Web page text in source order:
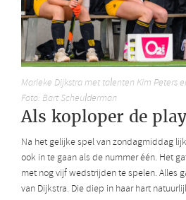
Marieke Dijkstra met talenten Kim Peters
Foto: Bart Scheulderman
Als koploper de
Na het gelijke spel van zondagmiddag
ook in te gaan als de nummer één. Het
met nog vijf wedstrijden te spelen. Alles
van Dijkstra. Die diep in haar hart